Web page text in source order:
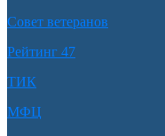
Совет ветеранов
Рейтинг 47
ТИК
МФЦ